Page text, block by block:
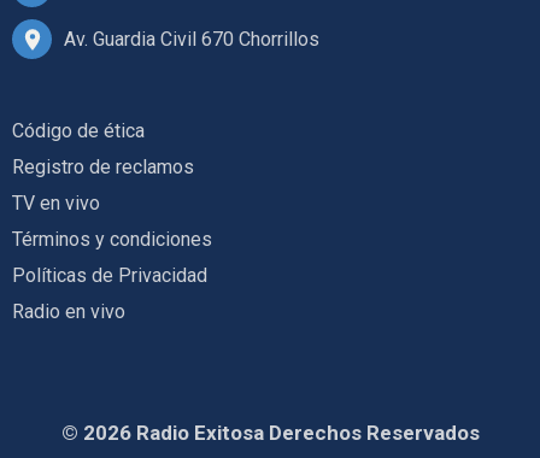
Av. Guardia Civil 670 Chorrillos
Código de ética
Registro de reclamos
TV en vivo
Términos y condiciones
Políticas de Privacidad
Radio en vivo
© 2026 Radio Exitosa Derechos Reservados